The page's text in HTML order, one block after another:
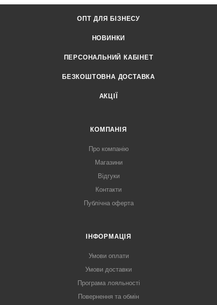
ОПТ ДЛЯ БІЗНЕСУ
НОВИНКИ
ПЕРСОНАЛЬНИЙ КАБІНЕТ
БЕЗКОШТОВНА ДОСТАВКА
АКЦІЇ
КОМПАНІЯ
Про компанію
Магазини
Відгуки
Контакти
Публічна оферта
ІНФОРМАЦІЯ
Умови оплати
Умови доставки
Програма лояльності
Повернення та обмін